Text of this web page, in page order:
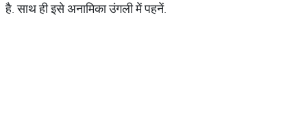
है. साथ ही इसे अनामिका उंगली में पहनें.